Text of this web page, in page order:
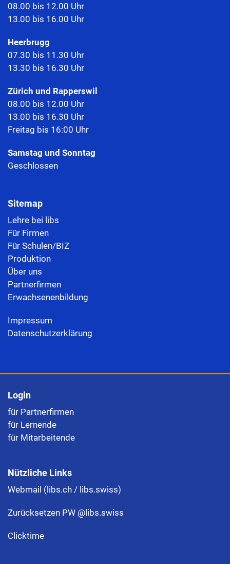
08.00 bis 12.00 Uhr
13.00 bis 16.00 Uhr
Heerbrugg
07.30 bis 11.30 Uhr
13.30 bis 16.30 Uhr
Zürich und Rapperswil
08.00 bis 12.00 Uhr
13.00 bis 16.30 Uhr
Freitag bis 16:00 Uhr
Samstag und Sonntag
Geschlossen
Sitemap
Lehre bei libs
Für Firmen
Für Schulen/BIZ
Produktion
Über uns
Partnerfirmen
Erwachsenenbildung
Impressum
Datenschutzerklärung
Login
für Partnerfirmen
für Lernende
für Mitarbeitende
Nützliche Links
Webmail (libs.ch / libs.swiss)
Zurücksetzen PW @libs.swiss
Clicktime